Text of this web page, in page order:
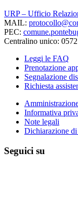
URP – Ufficio
MAIL:
PEC:
Centralino unico: 0572
Leggi le FAQ
Prenotazione
Segnalazione
Richiesta
Informativa
Note legali
Dichiarazione di
Seguici su